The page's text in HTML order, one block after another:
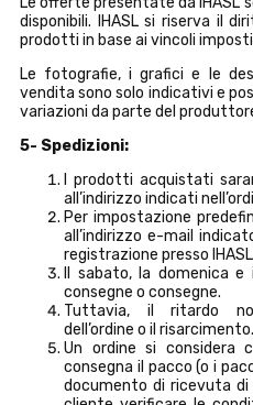
disponibili. IHASL si riserva il
prodotti in base ai vincoli
Le fotografie, i grafici e le
vendita sono solo indicativi e
variazioni da parte del
5- Spedizioni:
I prodotti acquistati
all’indirizzo indicati
Per impostazione
all’indirizzo e-mail
registrazione presso
Il sabato, la domenica
consegne o consegne.
Tuttavia, il ritardo
dell’ordine o il risarcimento.
Un ordine si considera
consegna il pacco (o i
documento di ricevuta di